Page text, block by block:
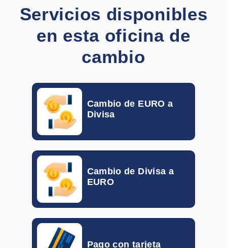
CNY 0.12090 0.14406
0.000242 0.000319
0.001793
DOP 0.01382 0.01709
DKK
EGP 0.017 0.023
GTQ 0.092 0.133
HKD
HUF
Servicios disponibles
en esta oficina de
cambio
Cambio de EURO a
Divisa
Cambio de Divisa a
EURO
Pago con tarjeta